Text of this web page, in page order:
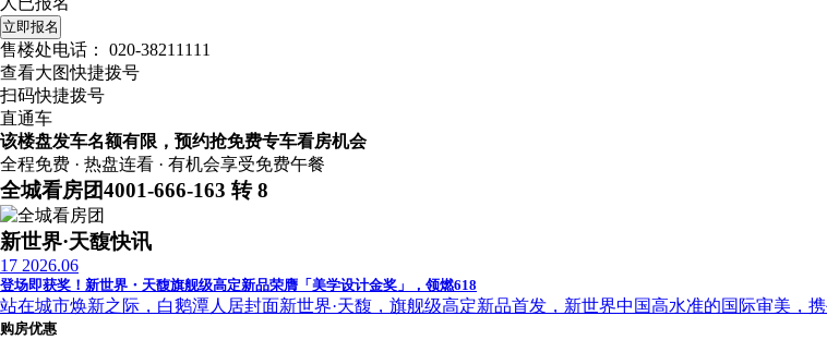
人已报名
立即报名
售楼处电话：
020-38211111
查看大图快捷拨号
扫码快捷拨号
直通车
该楼盘发车名额有限，预约抢免费专车看房机会
全程免费 · 热盘连看 · 有机会享受免费午餐
全城看房团4001-666-163 转 8
新世界·天馥快讯
17 2026.06
登场即获奖！新世界・天馥旗舰级高定新品荣膺「美学设计金奖」，领燃618
站在城市焕新之际，白鹅潭人居封面新世界·天馥，旗舰级高定新品首发，新世界中国高水准的国际审美
购房优惠